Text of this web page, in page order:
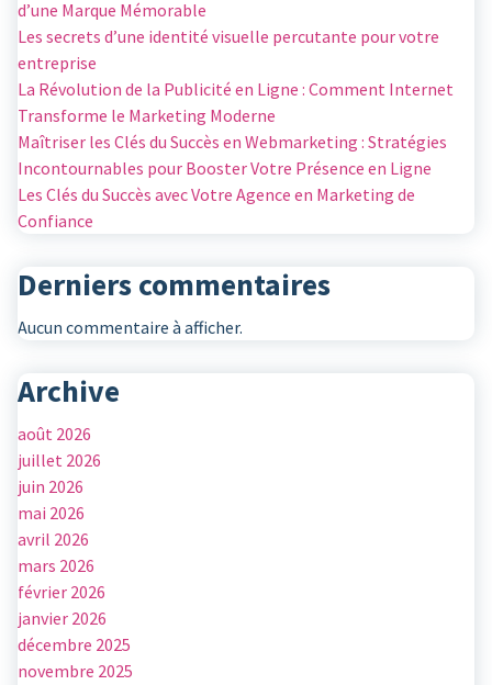
d’une Marque Mémorable
Les secrets d’une identité visuelle percutante pour votre
entreprise
La Révolution de la Publicité en Ligne : Comment Internet
Transforme le Marketing Moderne
Maîtriser les Clés du Succès en Webmarketing : Stratégies
Incontournables pour Booster Votre Présence en Ligne
Les Clés du Succès avec Votre Agence en Marketing de
Confiance
Derniers commentaires
Aucun commentaire à afficher.
Archive
août 2026
juillet 2026
juin 2026
mai 2026
avril 2026
mars 2026
février 2026
janvier 2026
décembre 2025
novembre 2025